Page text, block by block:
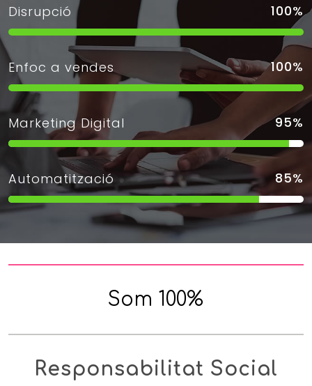
Disrupció 100%
Enfoc a vendes 100%
Marketing Digital 95%
Automatització 85%
Som 100%
Responsabilitat Social